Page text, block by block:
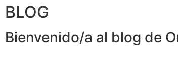
BLOG
Bienvenido/a al blog de